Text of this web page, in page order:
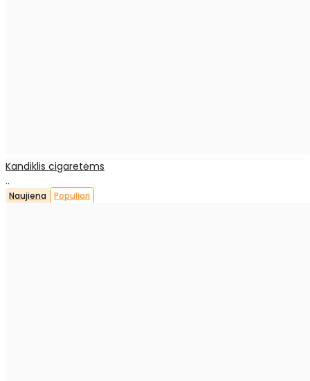
Kandiklis cigaretėms
..
Naujiena Populiari